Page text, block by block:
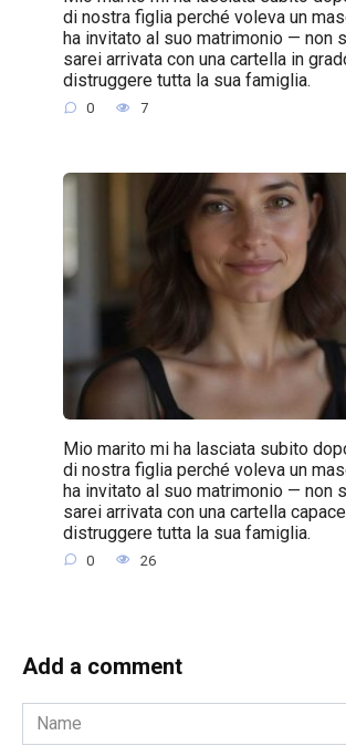
di nostra figlia perché voleva un
ha invitato al suo matrimonio — non
sarei arrivata con una cartella in
distruggere tutta la sua famiglia.
0 7
Mio marito mi ha lasciata subito
di nostra figlia perché voleva un
ha invitato al suo matrimonio — non
sarei arrivata con una cartella
distruggere tutta la sua famiglia.
0 26
Add a comment
Name
*